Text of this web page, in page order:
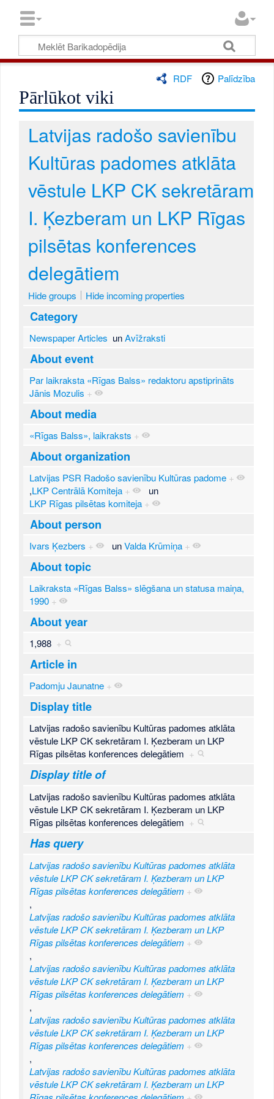
RDF Palīdzība
Pārlūkot viki
Latvijas radošo savienību
Kultūras padomes atklāta
vēstule LKP CK sekretāram
I. Ķezberam un LKP Rīgas
pilsētas konferences
delegātiem
Hide groups Hide incoming properties
Category
Newspaper Articles unAvīžraksti
About event
Par laikraksta «Rīgas Balss» redaktoru apstiprināts
Jānis Mozulis +
About media
«Rīgas Balss», laikraksts +
About organization
Latvijas PSR Radošo savienību Kultūras padome +
,LKP Centrālā Komiteja +
un
LKP Rīgas pilsētas komiteja +
About person
Ivars Ķezbers + unValda Krūmiņa +
About topic
Laikraksta «Rīgas Balss» slēgšana un statusa maiņa,
1990 +
About year
1,988 +
Article in
Padomju Jaunatne +
Display title
Latvijas radošo savienību Kultūras padomes atklāta
vēstule LKP CK sekretāram I. Ķezberam un LKP
Rīgas pilsētas konferences delegātiem +
Display title of
Latvijas radošo savienību Kultūras padomes atklāta
vēstule LKP CK sekretāram I. Ķezberam un LKP
Rīgas pilsētas konferences delegātiem +
Has query
Latvijas radošo savienību Kultūras padomes atklāta
vēstule LKP CK sekretāram I. Ķezberam un LKP
Rīgas pilsētas konferences delegātiem +
,
Latvijas radošo savienību Kultūras padomes atklāta
vēstule LKP CK sekretāram I. Ķezberam un LKP
Rīgas pilsētas konferences delegātiem +
,
Latvijas radošo savienību Kultūras padomes atklāta
vēstule LKP CK sekretāram I. Ķezberam un LKP
Rīgas pilsētas konferences delegātiem +
,
Latvijas radošo savienību Kultūras padomes atklāta
vēstule LKP CK sekretāram I. Ķezberam un LKP
Rīgas pilsētas konferences delegātiem +
,
Latvijas radošo savienību Kultūras padomes atklāta
vēstule LKP CK sekretāram I. Ķezberam un LKP